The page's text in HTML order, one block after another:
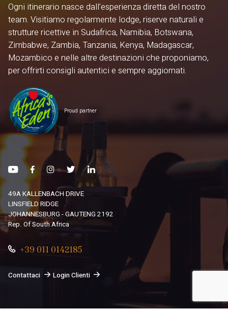
Ogni itinerario nasce dall'esperienza diretta del nostro
team. Visitiamo regolarmente lodge, riserve naturali e
strutture ricettive in Sudafrica, Namibia, Botswana,
Zimbabwe, Zambia, Tanzania, Kenya, Madagascar,
Mozambico e nelle altre destinazioni che proponiamo,
per offrirti consigli autentici e sempre aggiornati.
Proud partner
49A KALLENBACH DRIVE
LINSFIELD RIDGE
JOHANNESBURG - GAUTENG 2192
Rep. Of South Africa
+39 011 0142185
Contattaci Login Clienti